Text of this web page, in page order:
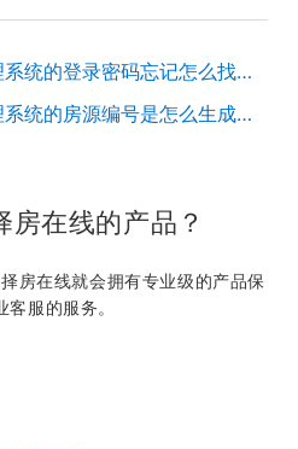
房在线管理系统的登录密码忘记怎么找回？
房在线管理系统的房源编号是怎么生成的？是否永久不变？怎么查看和修改？
房在线的产品？
房在线就会拥有专业级的产品保
客服的服务。